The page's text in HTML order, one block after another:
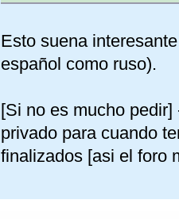
Esto suena
español como ruso).
[Si no es mucho
privado para cuando
finalizados [asi el foro